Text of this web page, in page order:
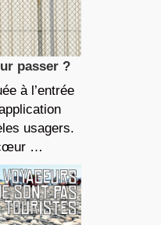
passer ?
à l’entrée
usagers.
…